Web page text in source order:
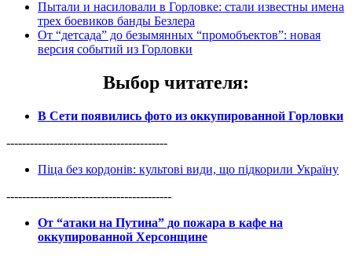
Пытали и насиловали в Горловке: стали известны имена
трех боевиков банды Безлера
От “детсада” до безымянных “промобъектов”: новая
версия событий из Горловки
Выбор читателя:
В Сети появились фото из оккупированной Горловки
-----------------------------------------
Піца без кордонів: культові види, що підкорили Україну
------------------------------------------
От “атаки на Путина” до пожара в кафе на
оккупированной Херсонщине